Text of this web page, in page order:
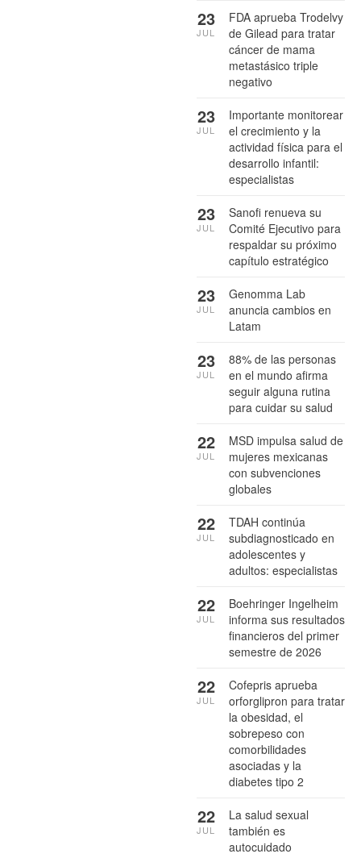
FDA aprueba Trodelvy
de Gilead para tratar
cáncer de mama
metastásico triple
negativo
23
JUL
Importante monitorear
el crecimiento y la
actividad física para el
desarrollo infantil:
especialistas
23
JUL
Sanofi renueva su
Comité Ejecutivo para
respaldar su próximo
capítulo estratégico
23
JUL
Genomma Lab
anuncia cambios en
Latam
23
JUL
88% de las personas
en el mundo afirma
seguir alguna rutina
para cuidar su salud
23
JUL
MSD impulsa salud de
mujeres mexicanas
con subvenciones
globales
22
JUL
TDAH continúa
subdiagnosticado en
adolescentes y
adultos: especialistas
22
JUL
Boehringer Ingelheim
informa sus resultados
financieros del primer
semestre de 2026
22
JUL
Cofepris aprueba
orforglipron para tratar
la obesidad, el
sobrepeso con
comorbilidades
asociadas y la
diabetes tipo 2
22
JUL
La salud sexual
también es
autocuidado
22
JUL